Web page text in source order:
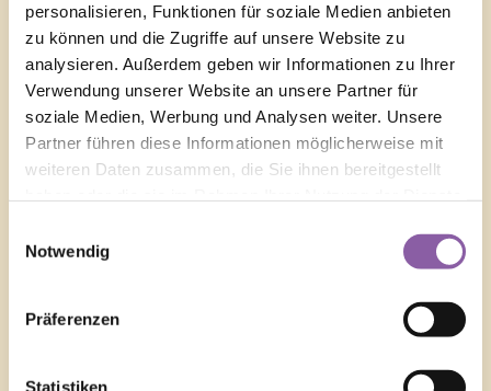
personalisieren, Funktionen für soziale Medien anbieten
zu können und die Zugriffe auf unsere Website zu
analysieren. Außerdem geben wir Informationen zu Ihrer
Verwendung unserer Website an unsere Partner für
soziale Medien, Werbung und Analysen weiter. Unsere
Partner führen diese Informationen möglicherweise mit
weiteren Daten zusammen, die Sie ihnen bereitgestellt
Notwendig
Präferenzen
Statistiken
Was muss ich tun, wenn einzelne Inhalte nicht
abgespielt werden können?
Was muss ich tun, wenn die Handy-App nicht
richtig läuft (Bildstörung,
Wiedergabeunterbrechung etc.)
Was muss ich tun, wenn die TV-Apps nicht richtig
Wie kann ich die Android TV App installieren,
wenn sie nicht im Google Playstore zu finden ist?
Wie kann ich GHOSTflix® auf meinem Fernseher
Warum wird mein Passwort in der Android